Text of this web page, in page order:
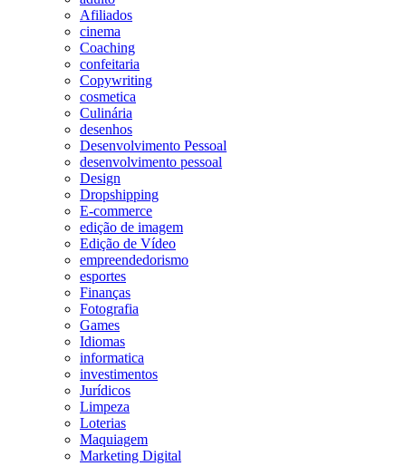
Afiliados
cinema
Coaching
confeitaria
Copywriting
cosmetica
Culinária
desenhos
Desenvolvimento Pessoal
desenvolvimento pessoal
Design
Dropshipping
E-commerce
edição de imagem
Edição de Vídeo
empreendedorismo
esportes
Finanças
Fotografia
Games
Idiomas
informatica
investimentos
Jurídicos
Limpeza
Loterias
Maquiagem
Marketing Digital